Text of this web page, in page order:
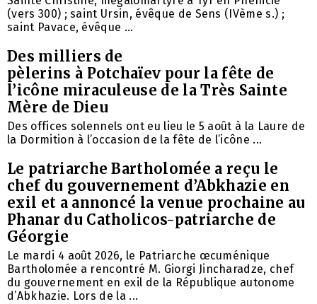
(vers 300) ; saint Ursin, évêque de Sens (IVème s.) ;
saint Pavace, évêque ...
Des milliers de
pèlerins à Potchaïev pour la fête de
l’icône miraculeuse de la Très Sainte
Mère de Dieu
Des offices solennels ont eu lieu le 5 août à la Laure de
la Dormition à l’occasion de la fête de l’icône ...
Le patriarche Bartholomée a reçu le
chef du gouvernement d’Abkhazie en
exil et a annoncé la venue prochaine au
Phanar du Catholicos-patriarche de
Géorgie
Le mardi 4 août 2026, le Patriarche œcuménique
Bartholomée a rencontré M. Giorgi Jincharadze, chef
du gouvernement en exil de la République autonome
d’Abkhazie. Lors de la ...